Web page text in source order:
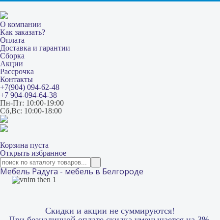
О компании
Как заказать?
Оплата
Доставка и гарантии
Сборка
Акции
Рассрочка
Контакты
+7(904) 094-62-48
+7 904-094-64-38
Пн-Пт: 10:00-19:00
Сб,Вс: 10:00-18:00
Корзина пуста
Открыть избранное
Мебель Радуга - мебель в Белгороде
Скидки и акции не суммируются!